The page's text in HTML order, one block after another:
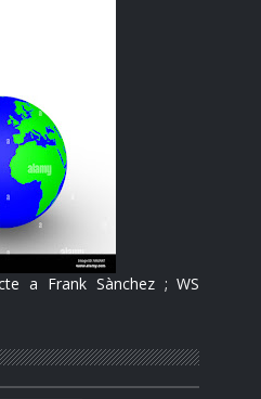
a Frank Sànchez ; WS